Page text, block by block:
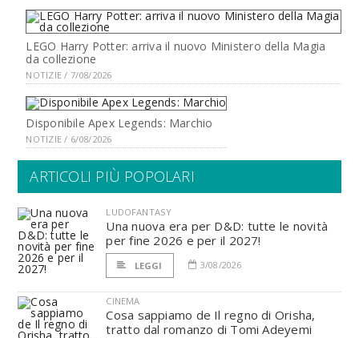
LEGO Harry Potter: arriva il nuovo Ministero della Magia
da collezione
NOTIZIE / 7/08/2026
Disponibile Apex Legends: Marchio
NOTIZIE / 6/08/2026
ARTICOLI PIÙ POPOLARI
LUDOFANTASY
Una nuova era per D&D: tutte le novità
per fine 2026 e per il 2027!
LEGGI 3/08/2026
CINEMA
Cosa sappiamo de Il regno di Orisha,
tratto dal romanzo di Tomi Adeyemi